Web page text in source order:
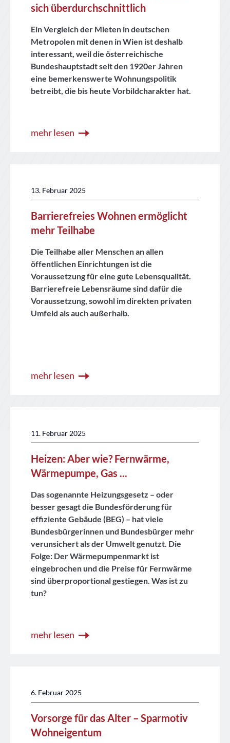
sich überdurchschnittlich
Ein Vergleich der Mieten in deutschen
Metropolen mit denen in Wien ist deshalb
interessant, weil die österreichische
Bundeshauptstadt seit den 1920er Jahren
eine bemerkenswerte Wohnungspolitik
betreibt, die bis heute Vorbildcharakter hat.
mehr lesen
13. Februar 2025
Barrierefreies Wohnen ermöglicht
mehr Teilhabe
Die Teilhabe aller Menschen an allen
öffentlichen Einrichtungen ist die
Voraussetzung für eine gute Lebensqualität.
Barrierefreie Lebensräume sind dafür die
Voraussetzung, sowohl im direkten privaten
Umfeld als auch außerhalb.
mehr lesen
11. Februar 2025
Heizen: Aber wie? Fernwärme,
Wärmepumpe, Gas ...
Das sogenannte Heizungsgesetz – oder
besser gesagt die Bundesförderung für
effiziente Gebäude (BEG) – hat viele
Bundesbürgerinnen und Bundesbürger mehr
verunsichert als der Umwelt genutzt. Die
Folge: Der Wärmepumpenmarkt ist
eingebrochen und die Preise für Fernwärme
sind überproportional gestiegen. Was ist zu
tun?
mehr lesen
6. Februar 2025
Vorsorge für das Alter – Sparmotiv
Wohneigentum